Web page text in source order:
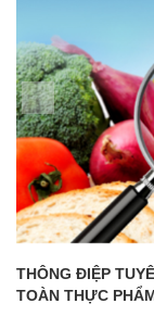
THÔNG ĐIỆP TUYÊN TRUYỀN
TOÀN THỰC